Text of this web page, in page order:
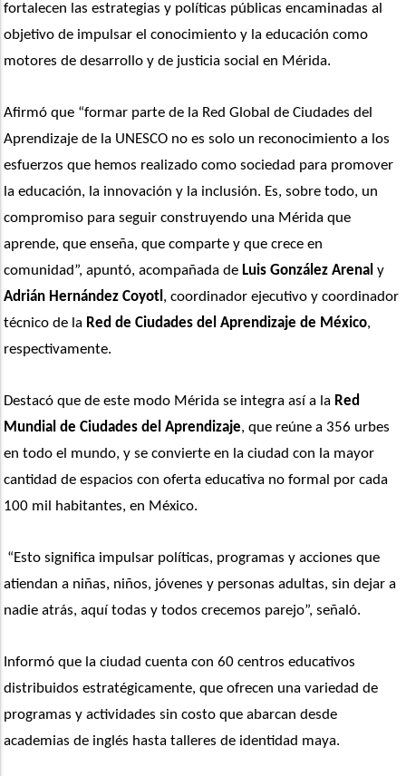
fortalecen las estrategias y políticas públicas encaminadas al
objetivo de impulsar el conocimiento y la educación como
motores de desarrollo y de justicia social en Mérida.
Afirmó que “formar parte de la Red Global de Ciudades del
Aprendizaje de la UNESCO no es solo un reconocimiento a los
esfuerzos que hemos realizado como sociedad para promover
la educación, la innovación y la inclusión. Es, sobre todo, un
compromiso para seguir construyendo una Mérida que
aprende, que enseña, que comparte y que crece en
comunidad”, apuntó, acompañada de Luis González Arenal
Adrián Hernández Coyotl , coordinador ejecutivo y coordinador
técnico de la Red de Ciudades del Aprendizaje de México,
respectivamente.
Destacó que de este modo Mérida se integra así a la Red
Mundial de Ciudades del Aprendizaje, que reúne a 356 urbes
en todo el mundo, y se convierte en la ciudad con la mayor
cantidad de espacios con oferta educativa no formal por cada
100 mil habitantes, en México.
“Esto significa impulsar políticas, programas y acciones que
atiendan a niñas, niños, jóvenes y personas adultas, sin dejar a
nadie atrás, aquí todas y todos crecemos parejo”, señaló.
Informó que la ciudad cuenta con 60 centros educativos
distribuidos estratégicamente, que ofrecen una variedad de
programas y actividades sin costo que abarcan desde
academias de inglés hasta talleres de identidad maya.